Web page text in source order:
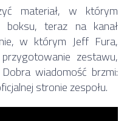
materiał, w którym
boksu, teraz na kanał
w którym Jeff Fura,
zestawu,
wiadomość brzmi:
stronie zespołu.